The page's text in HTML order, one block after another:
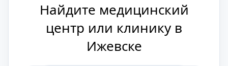
Найдите медицинский
центр или клинику в
Ижевске